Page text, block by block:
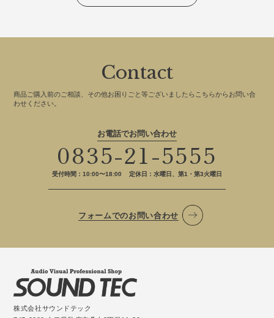
Contact
商品ご購入前のご相談、その他お困りごと等ございましたらこちらからお問い合
わせください。
お電話でお問い合わせ
0835-21-5555
受付時間：10:00〜18:00 定休日：水曜日、第1・第3火曜日
フォームでのお問い合わせ
株式会社サウンドテック